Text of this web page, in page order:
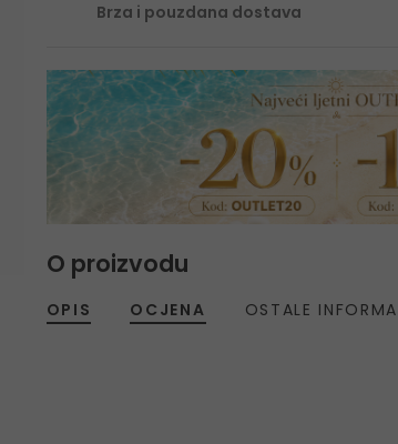
Brza i pouzdana dostava
O proizvodu
OPIS OCJENA OSTALE